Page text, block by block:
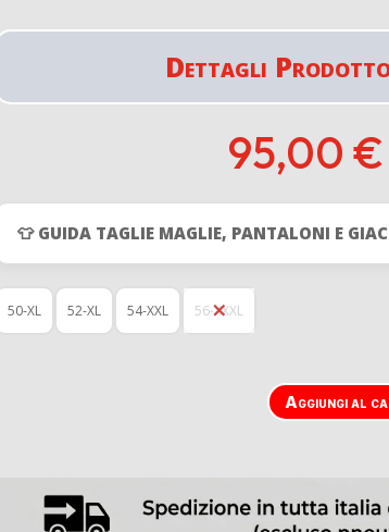
Dettagli
95,00 €
👕 GUIDA TAGLIE MAGLIE, PANTALONI E
50-XL 52-XL 54-XXL 56-XXXL
Aggiungi al